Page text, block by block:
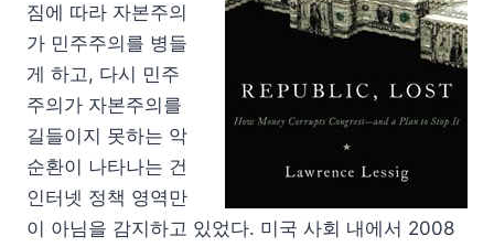
짐에 따라 자본주의
가 민주주의를 병들
게 하고, 다시 민주
주의가 자본주의를
길들이지 못하는 악
순환이 나타나는 건
인터넷 정책 영역만
이 아님을 감지하고 있었다. 미국 사회 내에서 2008